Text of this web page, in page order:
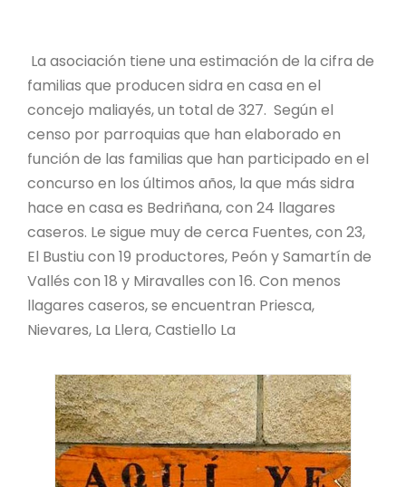
La asociación tiene una estimación de la cifra de
familias que producen sidra en casa en el
concejo maliayés, un total de 327. Según el
censo por parroquias que han elaborado en
función de las familias que han participado en el
concurso en los últimos años, la que más sidra
hace en casa es Bedriñana, con 24 llagares
caseros. Le sigue muy de cerca Fuentes, con 23,
El Bustiu con 19 productores, Peón y Samartín de
Vallés con 18 y Miravalles con 16. Con menos
llagares caseros, se encuentran Priesca,
Nievares, La Llera, Castiello La